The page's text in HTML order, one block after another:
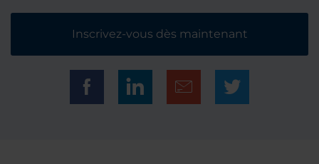
Inscrivez-vous dès maintenant